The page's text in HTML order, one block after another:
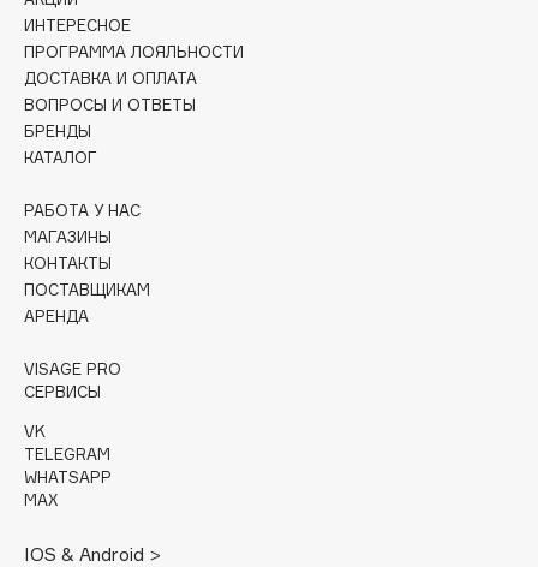
Collagenina
Consly
Corimo
CosRX
Cottolina
Cunzite
Curaprox
D
d'Alba
DARLING*
Darphin
Deonica
ИНТЕРЕСНОЕ
ПРОГРАММА ЛОЯЛЬНОСТИ
ДОСТАВКА И ОПЛАТА
ВОПРОСЫ И ОТВЕТЫ
БРЕНДЫ
КАТАЛОГ
РАБОТА У НАС
МАГАЗИНЫ
КОНТАКТЫ
ПОСТАВЩИКАМ
АРЕНДА
VISAGE PRO
СЕРВИСЫ
VK
TELEGRAM
WHATSAPP
MAX
IOS & Android >